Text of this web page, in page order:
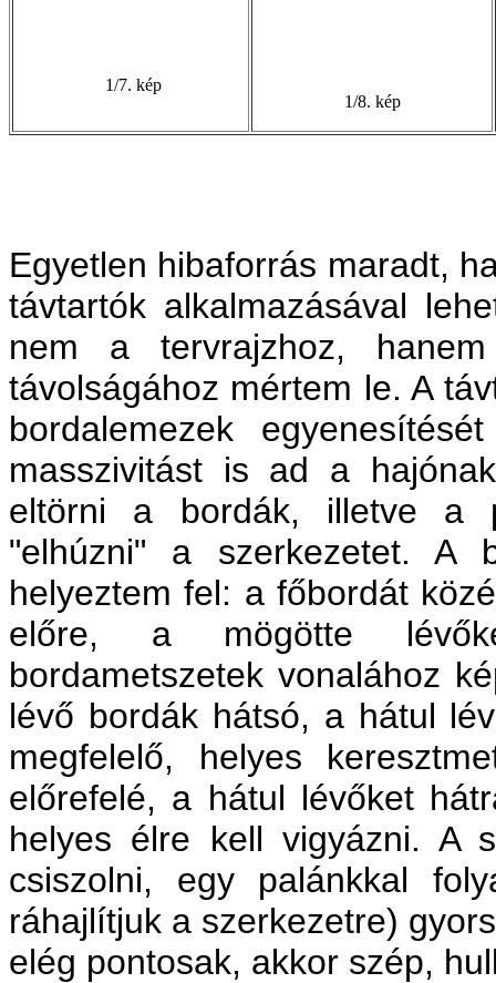
1/7. kép
1/8. kép
Egyetlen hibaforrás maradt,
távtartók alkalmazásával
nem a tervrajzhoz,
távolságához mértem le. A
bordalemezek
masszivitást is ad a
eltörni a bordák, illetve a
"elhúzni" a szerkezetet. A
helyeztem fel: a főbordát
előre, a mögötte
bordametszetek vonalához
lévő bordák hátsó, a hátul
megfelelő, helyes
előrefelé, a hátul lévőket
helyes élre kell vigyázni. A
csiszolni, egy palánkkal
ráhajlítjuk a szerkezetre)
elég pontosak, akkor szép,